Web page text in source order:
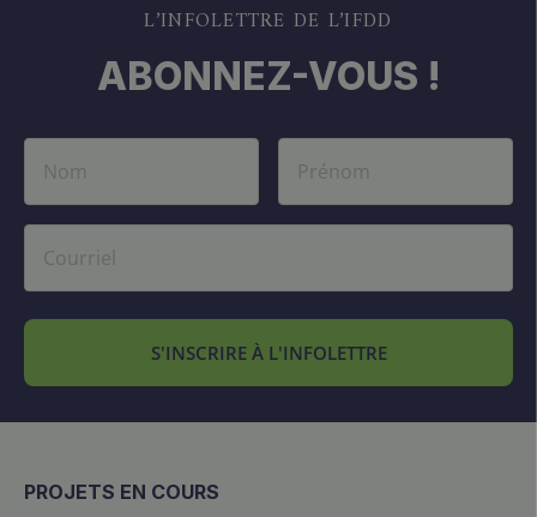
L’INFOLETTRE DE L’IFDD
ABONNEZ-VOUS !
S'INSCRIRE À L'INFOLETTRE
PROJETS EN COURS